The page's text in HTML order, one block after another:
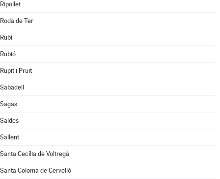
Ripollet
Roda de Ter
Rubí
Rubió
Rupit i Pruit
Sabadell
Sagàs
Saldes
Sallent
Santa Cecília de Voltregà
Santa Coloma de Cervelló